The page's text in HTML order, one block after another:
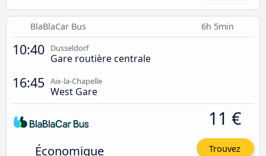
BlaBlaCar Bus 6h 5min
10:40 Dusseldorf
Gare routière centrale
16:45 Aix-la-Chapelle
West Gare
Économique
11 €
Trouvez